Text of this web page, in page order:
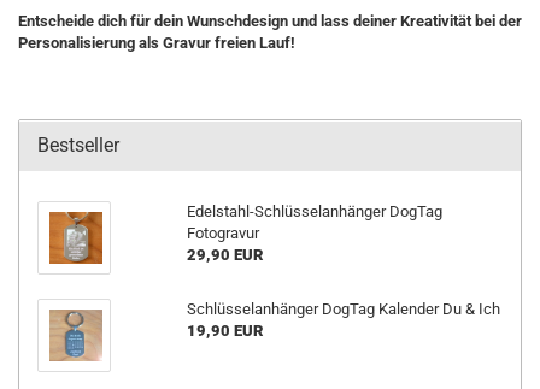
Entscheide dich für dein Wunschdesign und lass deiner Kreativität bei der
Personalisierung als Gravur freien Lauf!
Bestseller
Edelstahl-Schlüsselanhänger DogTag
Fotogravur
29,90 EUR
Schlüsselanhänger DogTag Kalender Du & Ich
19,90 EUR